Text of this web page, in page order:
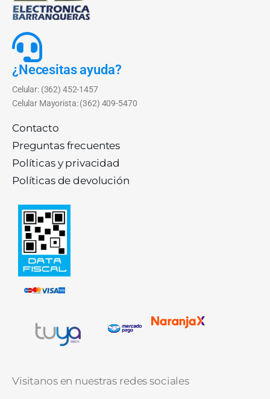
¿Necesitas ayuda?
Celular: (362) 452-1457
Celular Mayorista: (362) 409-5470
Contacto
Preguntas frecuentes
Políticas y privacidad
Políticas de devolución
Visitanos en nuestras redes sociales